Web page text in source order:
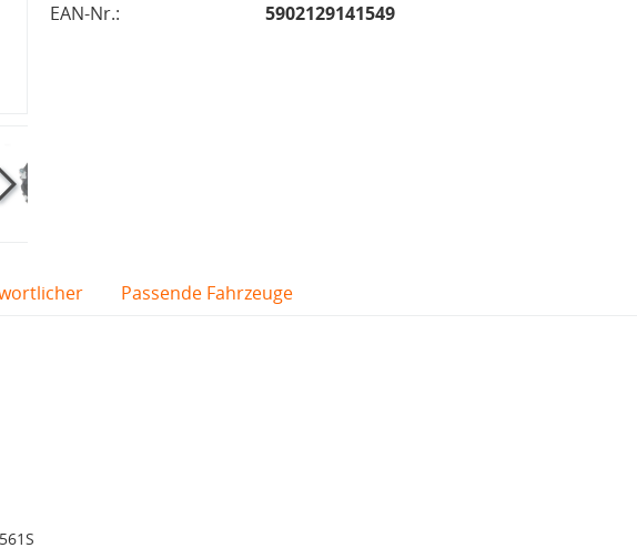
EAN-Nr.:
5902129141549
Passende Fahrzeuge